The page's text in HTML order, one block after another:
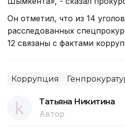
Он отметил, что из 14
расследованных
12 связаны с фактами
Коррупция
Татьяна Никитина
Автор